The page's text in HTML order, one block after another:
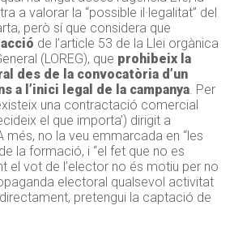
a valorar la “possible il·legalitat” del
però sí que considera que
de l’article 53 de la Llei orgànica
(LOREG), que prohibeix la
des de la convocatòria d’un
a l’inici legal de la campanya. Per
una contractació comercial
el que importa’) dirigit a
més, no la veu emmarcada en “les
la formació, i “el fet que no es
el vot de l’elector no és motiu per no
electoral qualsevol activitat
pretengui la captació de